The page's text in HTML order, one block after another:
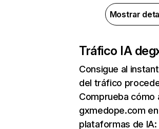
Mostrar
Tráfico IA de
Consigue al
del tráfico
Comprueba cómo
gxmedope.com
plataformas de IA: